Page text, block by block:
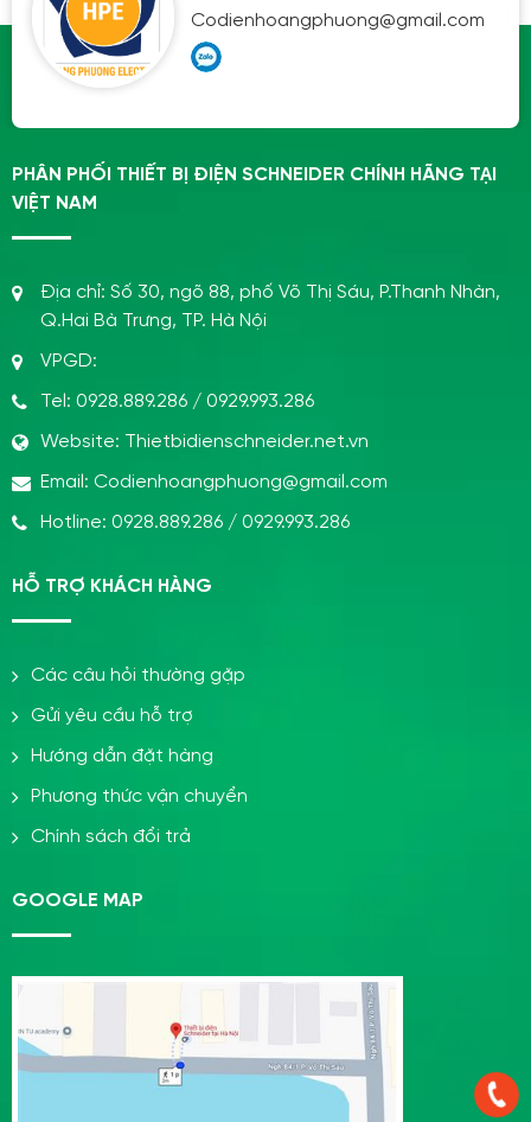
Codienhoangphuong@gmail.com
PHÂN PHỐI THIẾT BỊ ĐIỆN SCHNEIDER CHÍNH HÃNG TẠI
VIỆT NAM
Địa chỉ: Số 30, ngõ 88, phố Võ Thị Sáu, P.Thanh Nhàn,
Q.Hai Bà Trưng, TP. Hà Nội
VPGD:
Tel: 0928.889.286 / 0929.993.286
Website: Thietbidienschneider.net.vn
Email: Codienhoangphuong@gmail.com
Hotline: 0928.889.286 / 0929.993.286
HỖ TRỢ KHÁCH HÀNG
Các câu hỏi thường gặp
Gửi yêu cầu hỗ trợ
Hướng dẫn đặt hàng
Phương thức vận chuyển
Chính sách đổi trả
GOOGLE MAP